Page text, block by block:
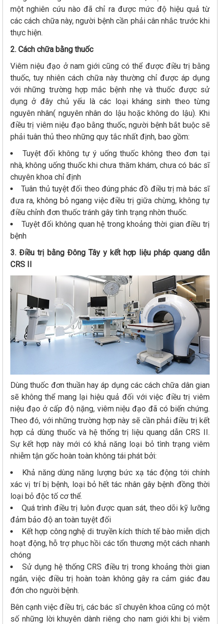
một nghiên cứu nào đã chỉ ra được mức độ hiệu quả từ
các cách chữa này, người bệnh cần phải cân nhắc trước khi
thực hiện.
2. Cách chữa bằng thuốc
Viêm niệu đạo ở nam giới cũng có thể được điều trị bằng
thuốc, tuy nhiên cách chữa này thường chỉ được áp dụng
với những trường hợp mắc bệnh nhẹ và thuốc được sử
dụng ở đây chủ yếu là các loại kháng sinh theo từng
nguyên nhân( nguyên nhân do lậu hoặc không do lậu). Khi
điều trị viêm niệu đạo bằng thuốc, người bệnh bắt buộc sẽ
phải tuân thủ theo những quy tắc nhất định, bao gồm:
Tuyệt đối không tự ý uống thuốc không theo đơn tại
nhà, không uống thuốc khi chưa thăm khám, chưa có bác sĩ
chuyên khoa chỉ định
Tuân thủ tuyệt đối theo đúng phác đồ điều trị mà bác sĩ
đưa ra, không bỏ ngang việc điều trị giữa chừng, không tự
điều chỉnh đơn thuốc tránh gây tình trạng nhờn thuốc.
Tuyệt đối không quan hệ trong khoảng thời gian điều trị
bệnh
3. Điều trị bằng Đông Tây y kết hợp liệu pháp quang dẫn
CRS II
Dùng thuốc đơn thuần hay áp dụng các cách chữa dân gian
sẽ không thể mang lại hiệu quả đối với việc điều trị viêm
niệu đạo ở cấp độ nặng, viêm niệu đạo đã có biến chứng.
Theo đó, với những trường hợp này sẽ cần phải điều trị kết
hợp cả dùng thuốc và hệ thống trị liệu quang dẫn CRS II.
Sự kết hợp này mới có khả năng loại bỏ tình trạng viêm
nhiễm tận gốc hoàn toàn không tái phát bởi:
Khả năng dùng năng lượng bức xạ tác động tới chính
xác vị trí bị bệnh, loại bỏ hết tác nhân gây bệnh đồng thời
loại bỏ độc tố cơ thể.
Quá trình điều trị luôn được quan sát, theo dõi kỹ lưỡng
đảm bảo độ an toàn tuyệt đối
Kết hợp công nghệ di truyền kích thích tế bào miễn dịch
hoạt động, hỗ trợ phục hồi các tổn thương một cách nhanh
chóng
Sử dụng hệ thống CRS điều trị trong khoảng thời gian
ngắn, việc điều trị hoàn toàn không gây ra cảm giác đau
đớn cho người bệnh.
Bên cạnh việc điều trị, các bác sĩ chuyên khoa cũng có một
số những lời khuyên dành riêng cho nam giới khi bị viêm